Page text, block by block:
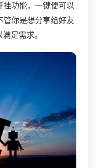
功能，一键便可以
管你是想分享给好友
足需求。